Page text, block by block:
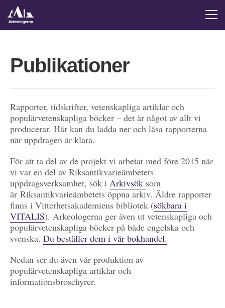
Publikationer
Rapporter, tidskrifter, vetenskapliga artiklar och
populärvetenskapliga böcker – det är något av allt vi
producerar. Här kan du ladda ner och läsa rapporterna
när uppdragen är klara.
För att ta del av de projekt vi arbetat med före 2015 när
vi var en del av Riksantikvarieämbetets
uppdragsverksamhet, sök i Arkivsök som
är Riksantikvarieämbetets öppna arkiv. Äldre rapporter
finns i Vitterhetsakademiens bibliotek (sökbara i
VITALIS). Arkeologerna ger även ut vetenskapliga och
populärvetenskapliga böcker på både engelska och
svenska. Du beställer dem i vår bokhandel.
Nedan ser du även vår produktion av
populärvetenskapliga artiklar och
informationsbroschyrer.